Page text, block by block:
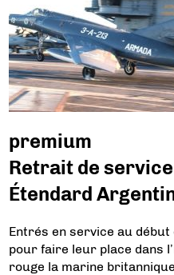
premium
Retrait de
Étendard
Entrés en service au
pour faire leur place dans
rouge la marine